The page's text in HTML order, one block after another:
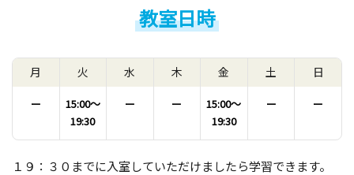
教室日時
月
ー
火
15:00〜
19:30
水
ー
木
ー
金
15:00〜
19:30
土
ー
日
ー
１９：３０までに入室していただけましたら学習できます。